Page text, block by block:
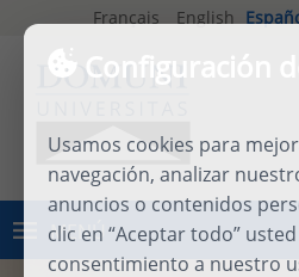
Configuración
Usamos cookies para
navegación, analizar
anuncios o contenidos
clic en “Aceptar todo”
consentimiento a nuestro
Français English
MENÚ